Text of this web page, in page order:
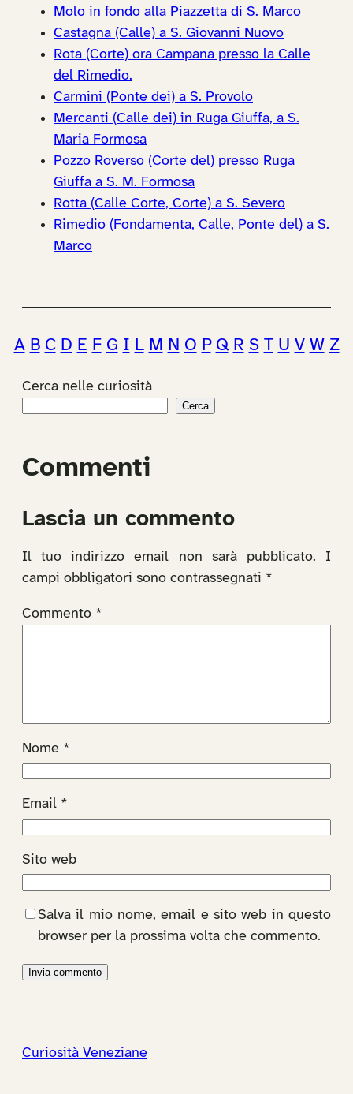
Molo in fondo alla Piazzetta di S. Marco
Castagna (Calle) a S. Giovanni Nuovo
Rota (Corte) ora Campana presso la Calle
del Rimedio.
Carmini (Ponte dei) a S. Provolo
Mercanti (Calle dei) in Ruga Giuffa, a S.
Maria Formosa
Pozzo Roverso (Corte del) presso Ruga
Giuffa a S. M. Formosa
Rotta (Calle Corte, Corte) a S. Severo
Rimedio (Fondamenta, Calle, Ponte del) a S.
Marco
A B C D E F G I L M N O P Q R S T U V W Z
Cerca nelle curiosità
Cerca
Commenti
Lascia un commento
Il tuo indirizzo email non sarà pubblicato.
I
campi obbligatori sono contrassegnati *
Commento *
Nome *
Email *
Sito web
Salva il mio nome, email e sito web in questo
browser per la prossima volta che commento.
Curiosità Veneziane